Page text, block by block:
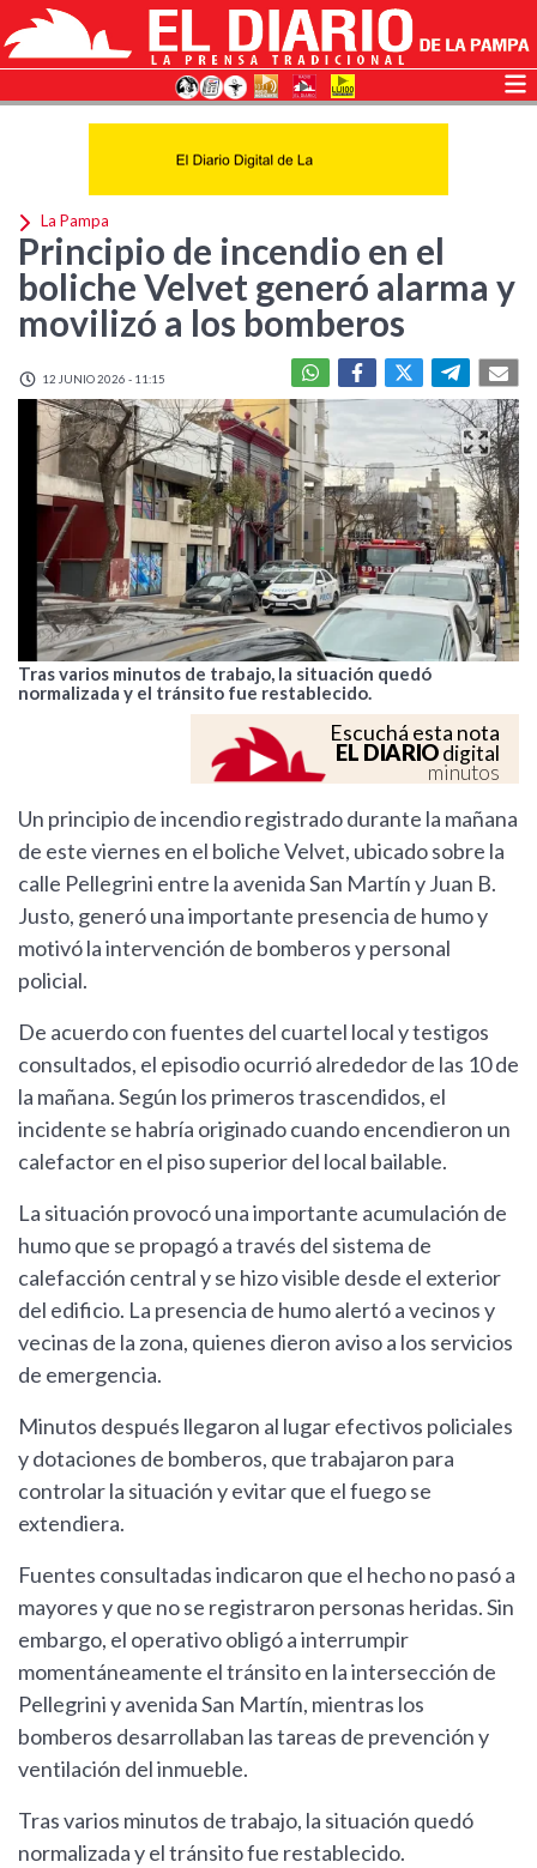
La Pampa
Principio de incendio en el
boliche Velvet generó alarma y
movilizó a los bomberos
12 JUNIO 2026 - 11:15
Tras varios minutos de trabajo, la situación quedó
normalizada y el tránsito fue restablecido.
Escuchá esta nota
EL DIARIOdigital
minutos
Un principio de incendio registrado durante la mañana
de este viernes en el boliche Velvet, ubicado sobre la
calle Pellegrini entre la avenida San Martín y Juan B.
Justo, generó una importante presencia de humo y
motivó la intervención de bomberos y personal
policial.
De acuerdo con fuentes del cuartel local y testigos
consultados, el episodio ocurrió alrededor de las 10 de
la mañana. Según los primeros trascendidos, el
incidente se habría originado cuando encendieron un
calefactor en el piso superior del local bailable.
La situación provocó una importante acumulación de
humo que se propagó a través del sistema de
calefacción central y se hizo visible desde el exterior
del edificio. La presencia de humo alertó a vecinos y
vecinas de la zona, quienes dieron aviso a los servicios
de emergencia.
Minutos después llegaron al lugar efectivos policiales
y dotaciones de bomberos, que trabajaron para
controlar la situación y evitar que el fuego se
extendiera.
Fuentes consultadas indicaron que el hecho no pasó a
mayores y que no se registraron personas heridas. Sin
embargo, el operativo obligó a interrumpir
momentáneamente el tránsito en la intersección de
Pellegrini y avenida San Martín, mientras los
bomberos desarrollaban las tareas de prevención y
ventilación del inmueble.
Tras varios minutos de trabajo, la situación quedó
normalizada y el tránsito fue restablecido.